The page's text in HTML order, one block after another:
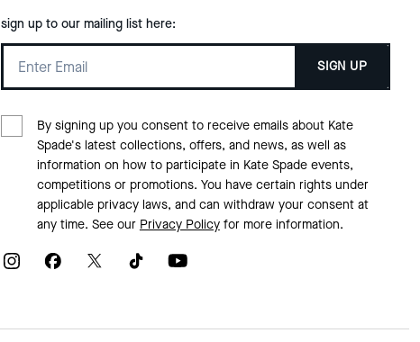
sign up to our mailing list here:
SIGN UP
By signing up you consent to receive emails about Kate
Spade's latest collections, offers, and news, as well as
information on how to participate in Kate Spade events,
competitions or promotions. You have certain rights under
applicable privacy laws, and can withdraw your consent at
any time. See our Privacy Policyfor more information.